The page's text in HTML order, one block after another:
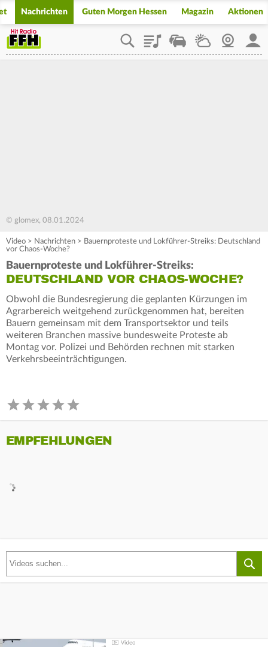
Nachrichten Guten Morgen Hessen Magazin Aktionen
PlaylistStaupilotWetterWebcam
© glomex, 08.01.2024
Video > Nachrichten > Bauernproteste und Lokführer-Streiks: Deutschland
vor Chaos-Woche?
Bauernproteste und Lokführer-Streiks:
DEUTSCHLAND VOR CHAOS-WOCHE?
Obwohl die Bundesregierung die geplanten Kürzungen im
Agrarbereich weitgehend zurückgenommen hat, bereiten
Bauern gemeinsam mit dem Transportsektor und teils
weiteren Branchen massive bundesweite Proteste ab
Montag vor. Polizei und Behörden rechnen mit starken
Verkehrsbeeinträchtigungen.
EMPFEHLUNGEN